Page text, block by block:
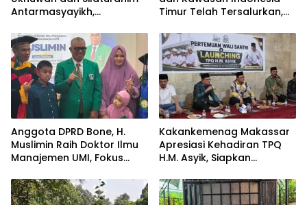
Antarmasyayikh,
Ikhwan-Akhwat Thariqah
Timur Telah Tersalurkan,
Langkah Penyelesaian PT
Afid Logistik dan PT Tanto
Intim Line
Anggota DPRD Bone, H.
Muslimin Raih Doktor Ilmu
Manajemen UMI, Fokus
ASN
Kakankemenag Makassar
Apresiasi Kehadiran TPQ
H.M. Asyik, Siapkan
Cegah Anak Miskin
Spiritualitas